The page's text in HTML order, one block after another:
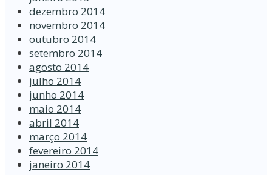
dezembro 2014
novembro 2014
outubro 2014
setembro 2014
agosto 2014
julho 2014
junho 2014
maio 2014
abril 2014
março 2014
fevereiro 2014
janeiro 2014